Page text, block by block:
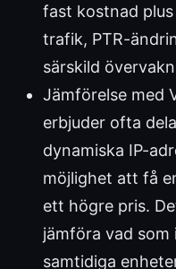
fast kostnad
trafik, PTR-
särskild
Jämförelse med
erbjuder ofta
dynamiska IP-
möjlighet att få
ett högre pris.
jämföra vad
samtidiga